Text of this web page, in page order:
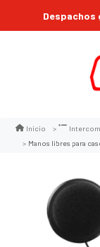
Despachos
Inicio
Manos libres para casco moto freedconn r3 camara 2k